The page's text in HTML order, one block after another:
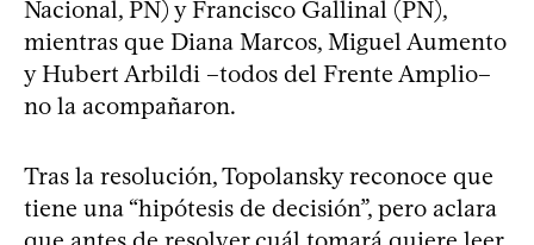
Nacional, PN) y Francisco Gallinal (PN),
mientras que Diana Marcos, Miguel Aumento
y Hubert Arbildi –todos del Frente Amplio–
no la acompañaron.
Tras la resolución, Topolansky reconoce que
tiene una “hipótesis de decisión”, pero aclara